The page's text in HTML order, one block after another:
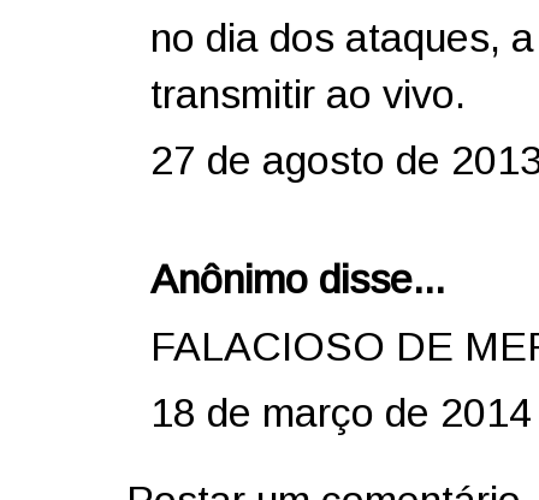
no dia dos ataques,
transmitir ao vivo.
27 de agosto de
Anônimo disse...
FALACIOSO DE
18 de março de